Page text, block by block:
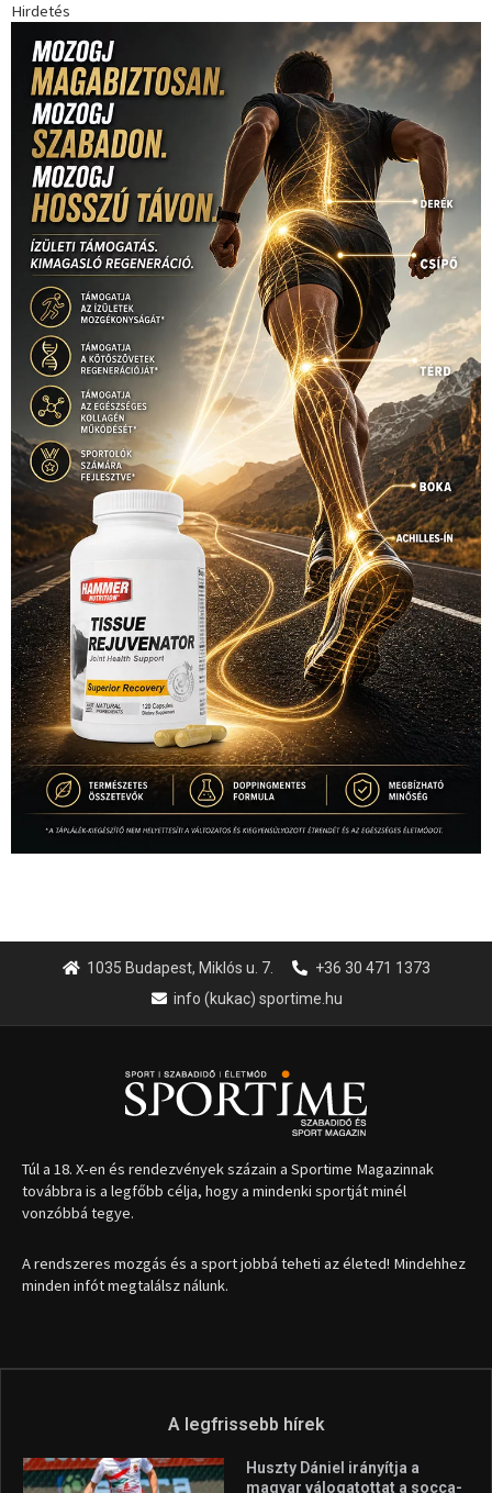
Hirdetés
1035 Budapest, Miklós u. 7.
+36 30 471 1373
info (kukac) sportime.hu
Túl a 18. X-en és rendezvények százain a Sportime Magazinnak
továbbra is a legfőbb célja, hogy a mindenki sportját minél
vonzóbbá tegye.
A rendszeres mozgás és a sport jobbá teheti az életed! Mindehhez
minden infót megtalálsz nálunk.
A legfrissebb hírek
Huszty Dániel irányítja a
magyar válogatottat a socca-